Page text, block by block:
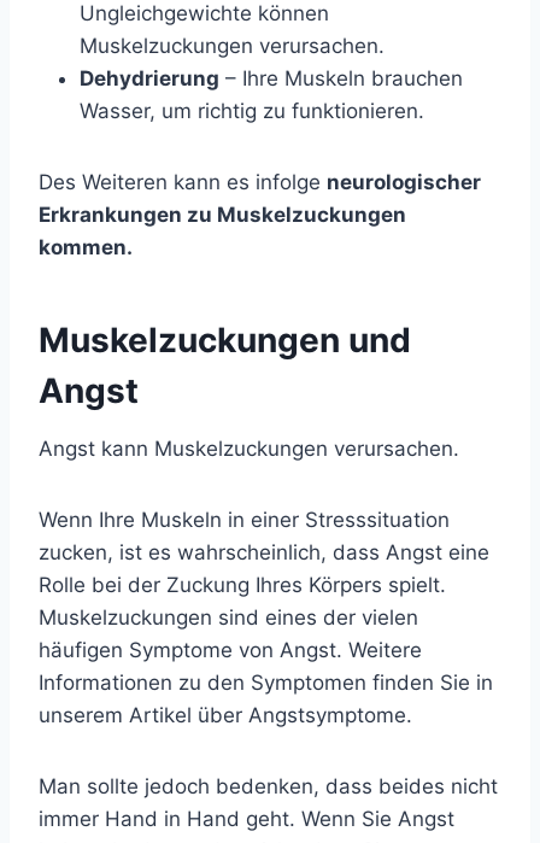
Ungleichgewichte können
Muskelzuckungen verursachen.
Dehydrierung – Ihre Muskeln brauchen
Wasser, um richtig zu funktionieren.
Des Weiteren kann es infolge neurologischer
Erkrankungen zu Muskelzuckungen
kommen.
Muskelzuckungen und
Angst
Angst kann Muskelzuckungen verursachen.
Wenn Ihre Muskeln in einer Stresssituation
zucken, ist es wahrscheinlich, dass Angst eine
Rolle bei der Zuckung Ihres Körpers spielt.
Muskelzuckungen sind eines der vielen
häufigen Symptome von Angst. Weitere
Informationen zu den Symptomen finden Sie in
unserem Artikel über Angstsymptome.
Man sollte jedoch bedenken, dass beides nicht
immer Hand in Hand geht. Wenn Sie Angst